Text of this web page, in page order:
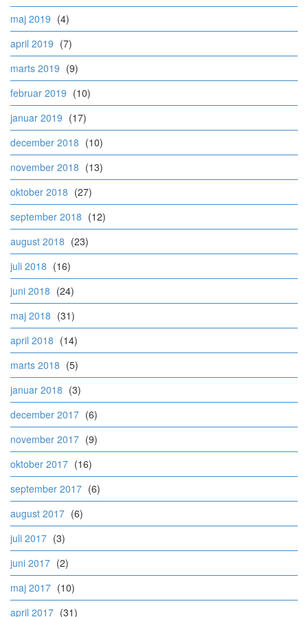
maj 2019 (4)
april 2019 (7)
marts 2019 (9)
februar 2019 (10)
januar 2019 (17)
december 2018 (10)
november 2018 (13)
oktober 2018 (27)
september 2018 (12)
august 2018 (23)
juli 2018 (16)
juni 2018 (24)
maj 2018 (31)
april 2018 (14)
marts 2018 (5)
januar 2018 (3)
december 2017 (6)
november 2017 (9)
oktober 2017 (16)
september 2017 (6)
august 2017 (6)
juli 2017 (3)
juni 2017 (2)
maj 2017 (10)
april 2017 (31)